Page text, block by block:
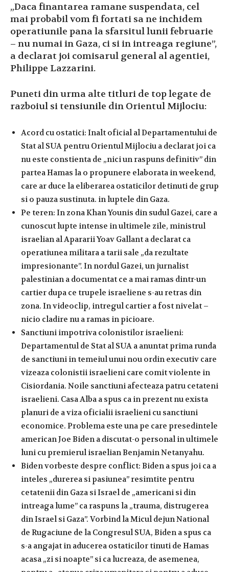
„Daca finantarea ramane suspendata, cel
mai probabil vom fi fortati sa ne inchidem
operatiunile pana la sfarsitul lunii februarie
– nu numai in Gaza, ci si in intreaga regiune”,
a declarat joi comisarul general al agentiei,
Philippe Lazzarini.
Puneti din urma alte titluri de top legate de
razboiul si tensiunile din Orientul Mijlociu:
Acord cu ostatici: Inalt oficial al Departamentului de
Stat al SUA pentru Orientul Mijlociu a declarat joi ca
nu este constienta de „nici un raspuns definitiv” din
partea Hamas la o propunere elaborata in weekend,
care ar duce la eliberarea ostaticilor detinuti de grup
si o pauza sustinuta. in luptele din Gaza.
Pe teren: In zona Khan Younis din sudul Gazei, care a
cunoscut lupte intense in ultimele zile, ministrul
israelian al Apararii Yoav Gallant a declarat ca
operatiunea militara a tarii sale „da rezultate
impresionante”. In nordul Gazei, un jurnalist
palestinian a documentat ce a mai ramas dintr-un
cartier dupa ce trupele israeliene s-au retras din
zona. In videoclip, intregul cartier a fost nivelat –
nicio cladire nu a ramas in picioare.
Sanctiuni impotriva colonistilor israelieni:
Departamentul de Stat al SUA a anuntat prima runda
de sanctiuni in temeiul unui nou ordin executiv care
vizeaza colonistii israelieni care comit violente in
Cisiordania. Noile sanctiuni afecteaza patru cetateni
israelieni. Casa Alba a spus ca in prezent nu exista
planuri de a viza oficialii israelieni cu sanctiuni
economice. Problema este una pe care presedintele
american Joe Biden a discutat-o ​​personal in ultimele
luni cu premierul israelian Benjamin Netanyahu.
Biden vorbeste despre conflict: Biden a spus joi ca a
inteles „durerea si pasiunea” resimtite pentru
cetatenii din Gaza si Israel de „americani si din
intreaga lume” ca raspuns la „trauma, distrugerea
din Israel si Gaza”. Vorbind la Micul dejun National
de Rugaciune de la Congresul SUA, Biden a spus ca
s-a angajat in aducerea ostaticilor tinuti de Hamas
acasa „zi si noapte” si ca lucreaza, de asemenea,